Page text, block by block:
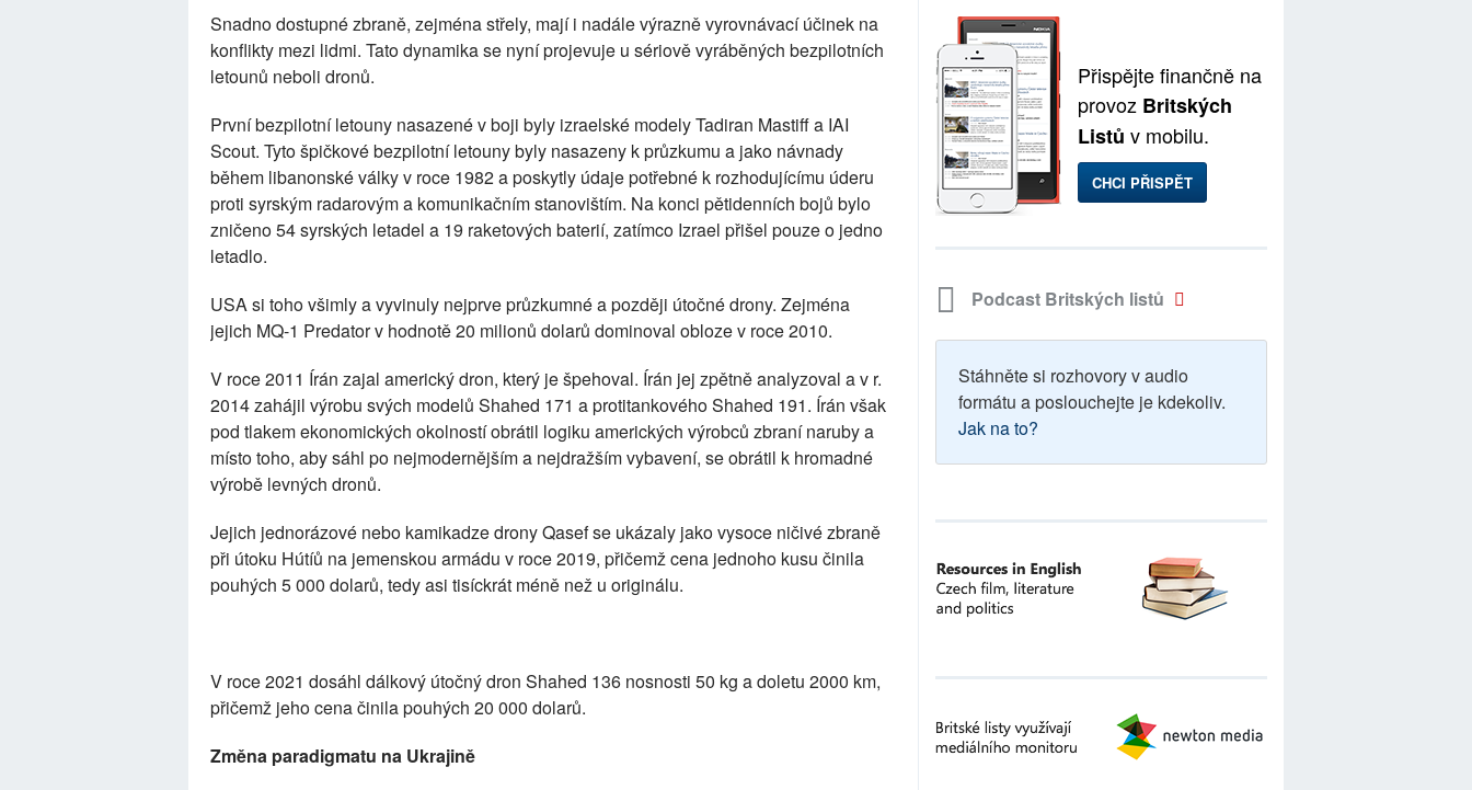
Snadno dostupné zbraně, zejména střely, mají i nadále výrazně vyrovnávací účinek na
konflikty mezi lidmi. Tato dynamika se nyní projevuje u sériově vyráběných bezpilotních
letounů neboli dronů.
První bezpilotní letouny nasazené v boji byly izraelské modely Tadiran Mastiff a IAI
Scout. Tyto špičkové bezpilotní letouny byly nasazeny k průzkumu a jako návnady
během libanonské války v roce 1982 a poskytly údaje potřebné k rozhodujícímu úderu
proti syrským radarovým a komunikačním stanovištím. Na konci pětidenních bojů bylo
zničeno 54 syrských letadel a 19 raketových baterií, zatímco Izrael přišel pouze o jedno
letadlo.
USA si toho všimly a vyvinuly nejprve průzkumné a později útočné drony. Zejména
jejich MQ-1 Predator v hodnotě 20 milionů dolarů dominoval obloze v roce 2010.
V roce 2011 Írán zajal americký dron, který je špehoval. Írán jej zpětně analyzoval a v r.
2014 zahájil výrobu svých modelů Shahed 171 a protitankového Shahed 191. Írán však
pod tlakem ekonomických okolností obrátil logiku amerických výrobců zbraní naruby a
místo toho, aby sáhl po nejmodernějším a nejdražším vybavení, se obrátil k hromadné
výrobě levných dronů.
Jejich jednorázové nebo kamikadze drony Qasef se ukázaly jako vysoce ničivé zbraně
při útoku Hútíů na jemenskou armádu v roce 2019, přičemž cena jednoho kusu činila
pouhých 5 000 dolarů, tedy asi tisíckrát méně než u originálu.
V roce 2021 dosáhl dálkový útočný dron Shahed 136 nosnosti 50 kg a doletu 2000 km,
přičemž jeho cena činila pouhých 20 000 dolarů.
Změna paradigmatu na Ukrajině
Přispějte finančně na
provoz Britských
Listů v mobilu.
CHCI PŘISPĚT
Podcast Britských listů
Stáhněte si rozhovory v audio
formátu a poslouchejte je kdekoliv.
Jak na to?